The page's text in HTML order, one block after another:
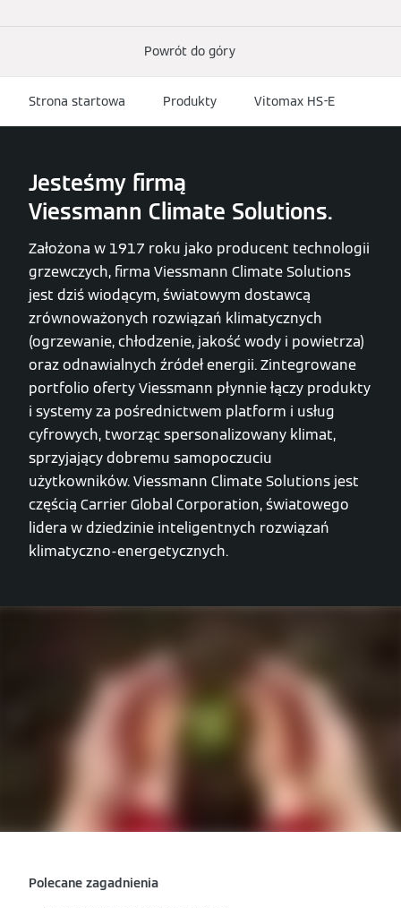
Powrót do góry
Strona startowa Produkty Vitomax HS-E
Jesteśmy firmą
Viessmann Climate Solutions.
Założona w 1917 roku jako producent technologii
grzewczych, firma Viessmann Climate Solutions
jest dziś wiodącym, światowym dostawcą
zrównoważonych rozwiązań klimatycznych
(ogrzewanie, chłodzenie, jakość wody i powietrza)
oraz odnawialnych źródeł energii. Zintegrowane
portfolio oferty Viessmann płynnie łączy produkty
i systemy za pośrednictwem platform i usług
cyfrowych, tworząc spersonalizowany klimat,
sprzyjający dobremu samopoczuciu
użytkowników. Viessmann Climate Solutions jest
częścią Carrier Global Corporation, światowego
lidera w dziedzinie inteligentnych rozwiązań
klimatyczno-energetycznych.
Polecane zagadnienia